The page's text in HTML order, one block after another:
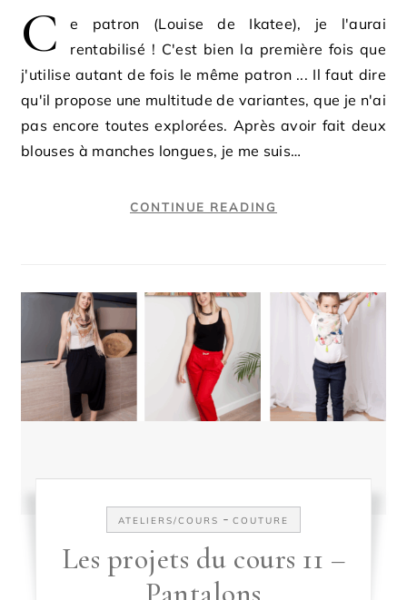
C
e patron (Louise de Ikatee), je l'aurai
rentabilisé ! C'est bien la première fois que
j'utilise autant de fois le même patron ... Il faut dire
qu'il propose une multitude de variantes, que je n'ai
pas encore toutes explorées. Après avoir fait deux
blouses à manches longues, je me suis…
CONTINUE READING
ATELIERS/COURS - COUTURE
Les projets du cours 11 –